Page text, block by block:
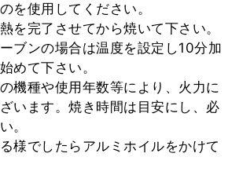
を使用してください。
を完了させてから焼いて下さい。
ブンの場合は温度を設定し10分加
めて下さい。
機種や使用年数等により、火力に
います。焼き時間は目安にし、必
。
様でしたらアルミホイルをかけて